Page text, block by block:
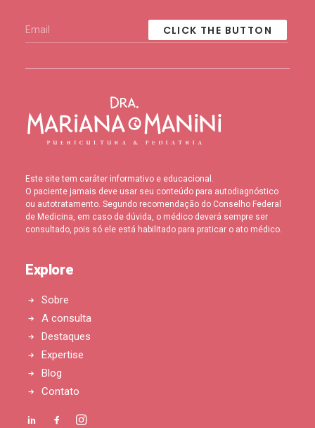
Este site tem caráter informativo e educacional.
O paciente jamais deve usar seu conteúdo para autodiagnóstico
ou autotratamento. Segundo recomendação do Conselho Federal
de Medicina, em caso de dúvida, o médico deverá sempre ser
consultado, pois só ele está habilitado para praticar o ato médico.
Explore
Sobre
A consulta
Destaques
Expertise
Blog
Contato